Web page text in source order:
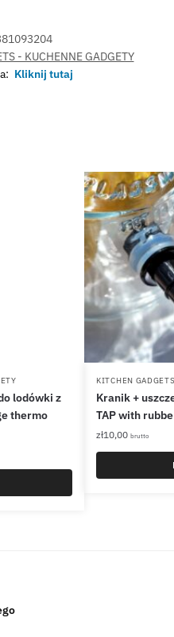
- KUCHENNE GADGETY
Kliknij tutaj
lodówki z
thermo
KITCHEN
Kranik +
TAP with
zł10,00 brutto